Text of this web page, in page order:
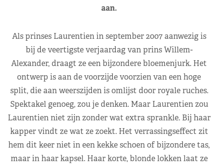
aan.
Als prinses Laurentien in september 2007 aanwezig is
bij de veertigste verjaardag van prins Willem-
Alexander, draagt ze een bijzondere bloemenjurk. Het
ontwerp is aan de voorzijde voorzien van een hoge
split, die aan weerszijden is omlijst door royale ruches.
Spektakel genoeg, zou je denken. Maar Laurentien zou
Laurentien niet zijn zonder wat extra sprankle. Bij haar
kapper vindt ze wat ze zoekt. Het verrassingseffect zit
hem dit keer niet in een kekke schoen of bijzondere tas,
maar in haar kapsel. Haar korte, blonde lokken laat ze